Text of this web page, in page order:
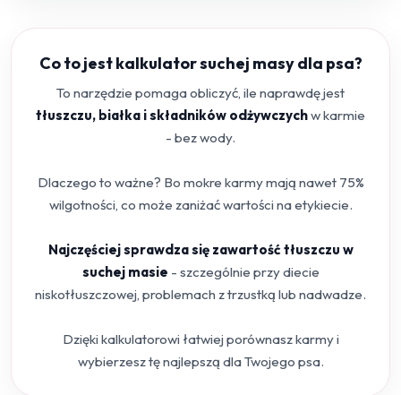
Co to jest kalkulator suchej masy dla psa?
To narzędzie pomaga obliczyć, ile naprawdę jest
tłuszczu, białka i składników odżywczychw karmie
- bez wody.
Dlaczego to ważne? Bo mokre karmy mają nawet 75%
wilgotności, co może zaniżać wartości na etykiecie.
Najczęściej sprawdza się zawartość tłuszczu w
suchej masie - szczególnie przy diecie
niskotłuszczowej, problemach z trzustką lub nadwadze.
Dzięki kalkulatorowi łatwiej porównasz karmy i
wybierzesz tę najlepszą dla Twojego psa.